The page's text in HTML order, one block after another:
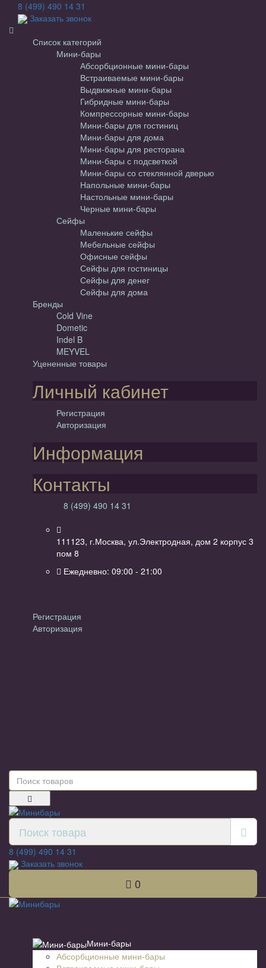
8 (499) 490 14 31
Заказать звонок
Список категорий
Мини-бары
Абсорбционные мини-бары
Встраиваемые мини-бары
Выдвижные мини-бары
Гибридные мини-бары
Компрессорные мини-бары
Мини-бары для гостиниц
Мини-бары для дома
Мини-бары для ресторана
Мини-бары с подсветкой
Мини-бары со стеклянной дверью
Напольные мини-бары
Настольные мини-бары
Черные мини-бары
Сейфы
Маленькие сейфы
Мебельные сейфы
Офисные сейфы
Сейфы для гостиницы
Сейфы для денег
Сейфы для дома
Бренды
Cold Vine
Dometic
Indel B
MEYVEL
Уцененные товары
Личный кабинет
Регистрация
Авторизация
Информация
Контакты
8 (499) 490 14 31
111123, г.Москва, ул.Электродная, дом 2 корпус 3
пом 8
Ежедневно: 09:00 - 21:00
Регистрация
Авторизация
8 (499) 490 14 31
Заказать звонок
0
Мини-бары
Абсорбционные мини-бары